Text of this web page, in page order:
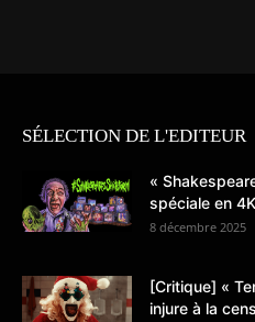
SÉLECTION DE L'EDITEUR
«
spéciale en
8 décembre 2025
[Critique] «
injure à la